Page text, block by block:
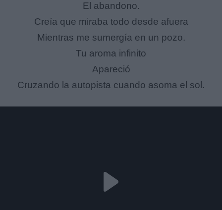
El abandono.
Creía que miraba todo desde afuera
Mientras me sumergía en un pozo.
Tu aroma infinito
Apareció
Cruzando la autopista cuando asoma el sol.